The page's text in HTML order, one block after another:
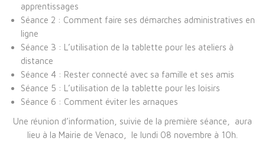
apprentissages
Séance 2 : Comment faire ses démarches administratives en
ligne
Séance 3 : L’utilisation de la tablette pour les ateliers à
distance
Séance 4 : Rester connecté avec sa famille et ses amis
Séance 5 : L’utilisation de la tablette pour les loisirs
Séance 6 : Comment éviter les arnaques
Une réunion d’information, suivie de la première séance, aura
lieu à la Mairie de Venaco, le lundi 08 novembre à 10h.